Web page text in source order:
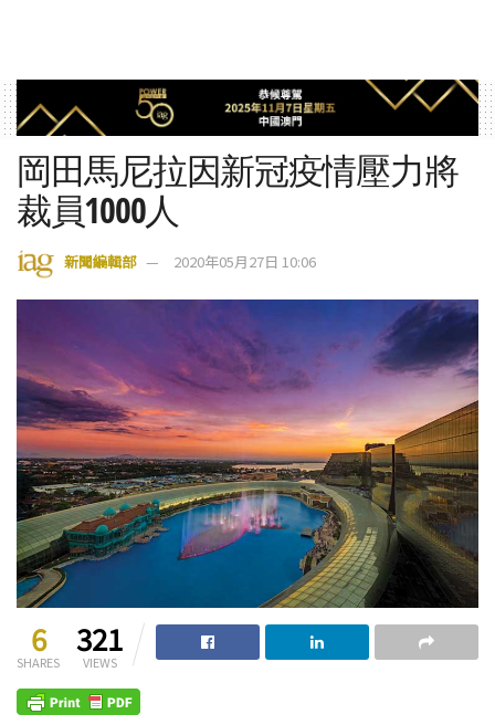
岡田馬尼拉因新冠疫情壓力將
裁員1000人
新聞編輯部 2020年05月27日 10:06
6
SHARES
321
VIEWS